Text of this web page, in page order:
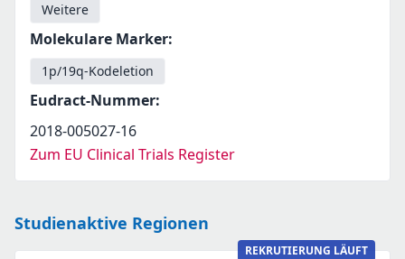
Weitere
Molekulare Marker:
1p/19q-Kodeletion
Eudract-Nummer:
2018-005027-16
Zum EU Clinical Trials Register
Studienaktive Regionen
REKRUTIERUNG LÄUFT